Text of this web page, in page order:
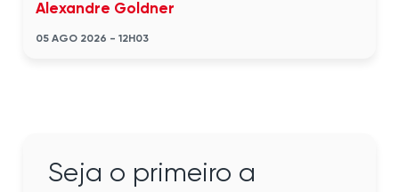
Alexandre Goldner
05 AGO 2026 - 12H03
Seja o primeiro a